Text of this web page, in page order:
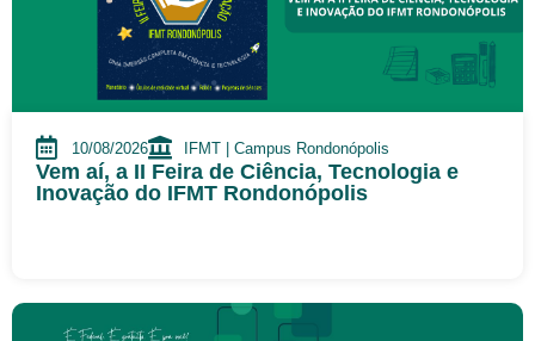
10/08/2026 IFMT | Campus Rondonópolis
Vem aí, a II Feira de Ciência, Tecnologia e
Inovação do IFMT Rondonópolis